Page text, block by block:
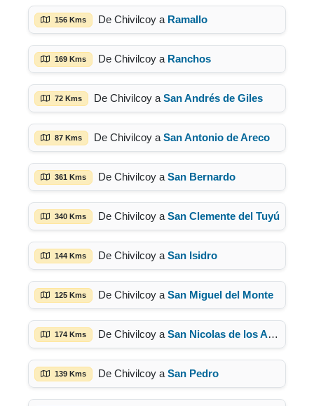
156 Kms De Chivilcoy a Ramallo
169 Kms De Chivilcoy a Ranchos
72 Kms De Chivilcoy a San Andrés de Giles
87 Kms De Chivilcoy a San Antonio de Areco
361 Kms De Chivilcoy a San Bernardo
340 Kms De Chivilcoy a San Clemente del Tuyú
144 Kms De Chivilcoy a San Isidro
125 Kms De Chivilcoy a San Miguel del Monte
174 Kms De Chivilcoy a San Nicolas de los Arroyos
139 Kms De Chivilcoy a San Pedro